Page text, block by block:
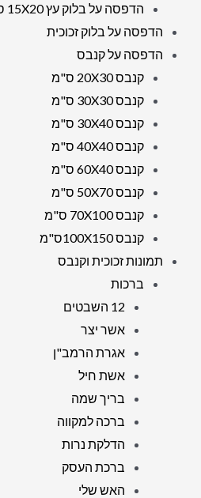
הדפסה על בלוק עץ 15X20 ס”מ
הדפסה על בלוק זכוכית
הדפסה על קנבס
קנבס 20X30 ס"מ
קנבס 30X30 ס"מ
קנבס 30X40 ס"מ
קנבס 40X40 ס"מ
קנבס 60X40 ס"מ
קנבס 50X70 ס"מ
קנבס 70X100 ס"מ
קנבס 100X150ס"מ
תמונות זכוכית וקנבס
ברכות
12 השבטים
אשר יצר
אגרת הרמב"ן
אשת חיל
בריך שמה
ברכה למקווה
הדלקת נרות
ברכת העסק
האש שלי
מחוסמת